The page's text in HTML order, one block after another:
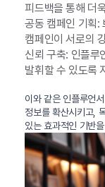
피드백을 통해 더
공동 캠페인 기획:
캠페인이 서로의
신뢰 구축: 인플루
발휘할 수 있도록
이와 같은 인플루언
정보를 확산시키고,
있는 효과적인 기반